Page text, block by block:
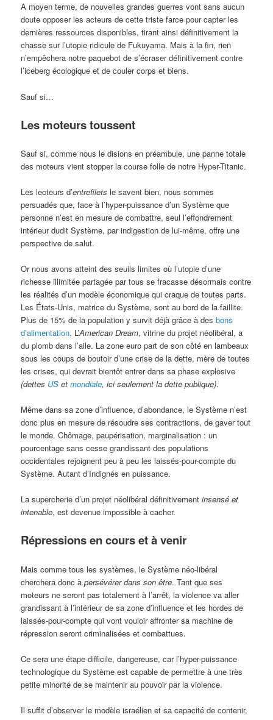
A moyen terme, de nouvelles grandes guerres vont sans aucun
doute opposer les acteurs de cette triste farce pour capter les
dernières ressources disponibles, tirant ainsi définitivement la
chasse sur l’utopie ridicule de Fukuyama. Mais à la fin, rien
n’empêchera notre paquebot de s’écraser définitivement contre
l’iceberg écologique et de couler corps et biens.
Sauf si…
Les moteurs toussent
Sauf si, comme nous le disions en préambule, une panne totale
des moteurs vient stopper la course folle de notre Hyper-Titanic.
Les lecteurs d’entrefilets le savent bien, nous sommes
persuadés que, face à l’hyper-puissance d’un Système que
personne n’est en mesure de combattre, seul l’effondrement
intérieur dudit Système, par indigestion de lui-même, offre une
perspective de salut.
Or nous avons atteint des seuils limites où l’utopie d’une
richesse illimitée partagée par tous se fracasse désormais contre
les réalités d’un modèle économique qui craque de toutes parts.
Les États-Unis, matrice du Système, sont au bord de la faillite.
Plus de 15% de la population y survit déjà grâce à desbons
d’alimentation. L’American Dream, vitrine du projet néolibéral, a
du plomb dans l’aile. La zone euro part de son côté en lambeaux
sous les coups de boutoir d’une crise de la dette, mère de toutes
les crises, qui devrait bientôt entrer dans sa phase explosive
(dettes US etmondiale, ici seulement la dette publique).
Même dans sa zone d’influence, d’abondance, le Système n’est
donc plus en mesure de résoudre ses contractions, de gaver tout
le monde. Chômage, paupérisation, marginalisation : un
pourcentage sans cesse grandissant des populations
occidentales rejoignent peu à peu les laissés-pour-compte du
Système. Autant d’Indignés en puissance.
La supercherie d’un projet néolibéral définitivementinsensé et
intenable, est devenue impossible à cacher.
Répressions en cours et à venir
Mais comme tous les systèmes, le Système néo-libéral
cherchera donc àpersévérer dans son être. Tant que ses
moteurs ne seront pas totalement à l’arrêt, la violence va aller
grandissant à l’intérieur de sa zone d’influence et les hordes de
laissés-pour-compte qui vont vouloir affronter sa machine de
répression seront criminalisées et combattues.
Ce sera une étape difficile, dangereuse, car l’hyper-puissance
technologique du Système est capable de permettre à une très
petite minorité de se maintenir au pouvoir par la violence.
Il suffit d’observer le modèle israélien et sa capacité de contenir,